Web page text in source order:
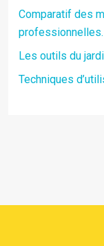
Comparatif des
professionnelles.
Les outils du
Techniques